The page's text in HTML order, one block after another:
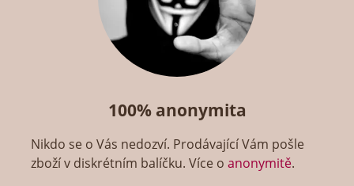
100% anonymita
Nikdo se o Vás nedozví. Prodávající Vám pošle
zboží v diskrétním balíčku. Více oanonymitě.